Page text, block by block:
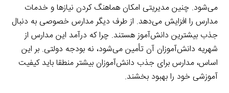
می‌شود. چنین مدیریتی امکان هماهنگ کردن نیازها و خدمات
مدارس را افزایش می‌دهد. از طرف دیگر مدارس خصوصی به دنبال
جذب بیشترین دانش‌آموز هستند. چرا که درآمد این مدارس از
شهریه دانش‌آموزان آن تأمین می‌شود، نه بودجه دولتی. بر این
اساس، مدارس برای جذب دانش‌آموزان بیشتر منطقا باید کیفیت
آموزشی خود را بهبود بخشند.